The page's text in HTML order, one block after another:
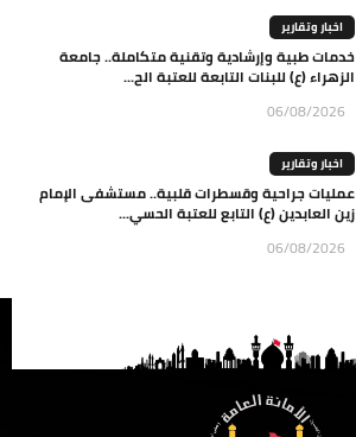
اخبار وتقارير
خدمات طبية وإرشادية وتقنية متكاملة.. جامعة
الزهراء (ع) للبنات التابعة للعتبة الح...
06/08/2026
اخبار وتقارير
عمليات جراحية وقسطرات قلبية.. مستشفى الإمام
زين العابدين (ع) التابع للعتبة الحسي...
06/08/2026